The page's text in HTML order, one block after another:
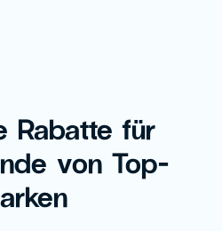
Rabatte für
von Top-